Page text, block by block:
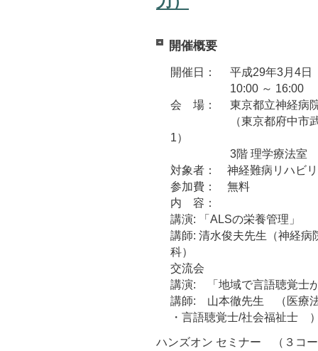
開催概要
開催日： 平成29年3月4日
10:00 ～ 16:00
会 場： 東京都立神経病
（東京都府中市武
1）
3階 理学療法室
対象者： 神経難病リハビ
参加費： 無料
内 容：
講演: 「ALSの栄養管理」
講師: 清水俊夫先生（神経
科）
交流会
講演: 「地域で言語聴覚士
講師: 山本徹先生 （医療法
・言語聴覚士/社会福祉士
ハンズオン セミナー （３コ